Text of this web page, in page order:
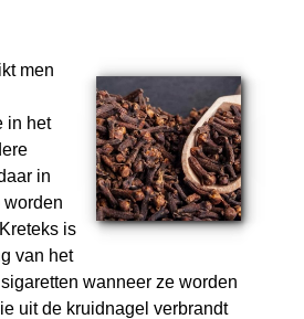
men
in het
in
worden
is
van het
wanneer ze worden
uit de kruidnagel verbrandt